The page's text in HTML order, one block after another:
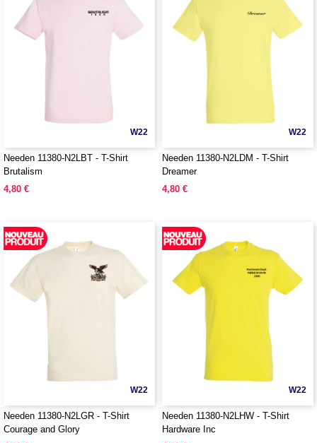
W22
Needen 11380-N2LBT - T-Shirt
Brutalism
4,80 €
W22
Needen 11380-N2LDM - T-Shirt
Dreamer
4,80 €
W22
Needen 11380-N2LGR - T-Shirt
Courage and Glory
W22
Needen 11380-N2LHW - T-Shirt
Hardware Inc